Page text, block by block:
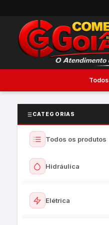
Todos
CATEGORIAS
Todos os produtos
Hidráulica
Ver todos
Elétrica